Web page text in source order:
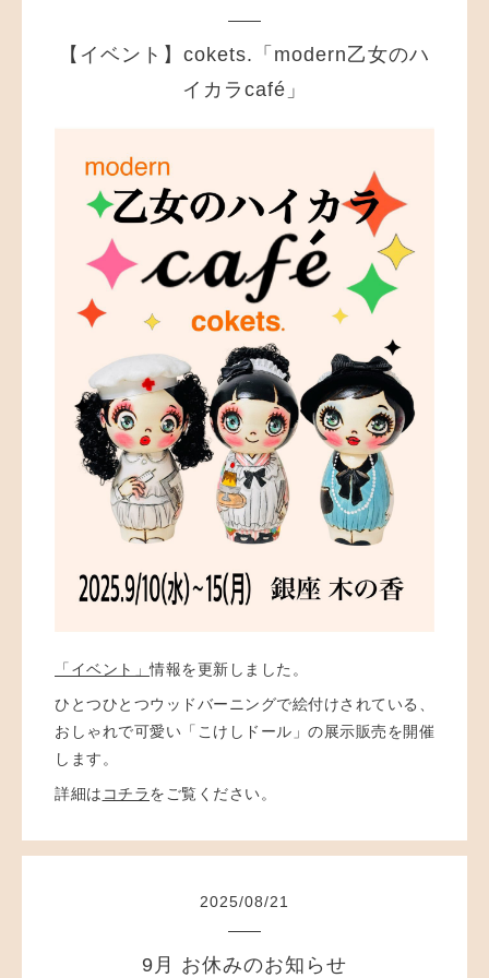
【イベント】cokets.「modern乙女のハ
イカラcafé」
「イベント」情報を更新しました。
ひとつひとつウッドバーニングで絵付けされている、
おしゃれで可愛い「こけしドール」の展示販売を開催
します。
詳細は コチラをご覧ください。
2025/08/21
9月 お休みのお知らせ